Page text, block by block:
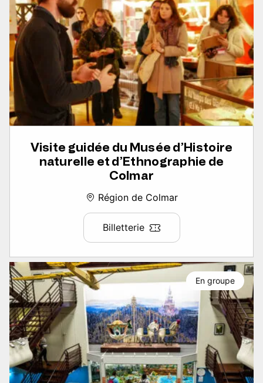
Visite guidée du Musée d’Histoire
naturelle et d’Ethnographie de
Colmar
Région de Colmar
Billetterie
En groupe